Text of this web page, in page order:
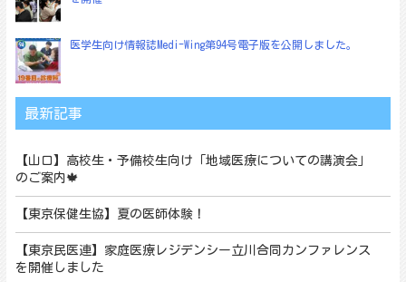
医学生向け情報誌Medi-Wing第94号電子版を公開しました。
最新記事
【山口】高校生・予備校生向け「地域医療についての講演会」
のご案内🍁
【東京保健生協】夏の医師体験！
【東京民医連】家庭医療レジデンシー立川合同カンファレンス
を開催しました